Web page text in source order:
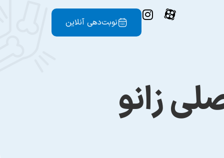
نوبت‌دهی آنلاین
زانو